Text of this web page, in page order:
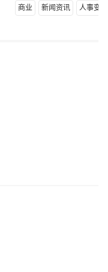
商业 新闻资讯 人事变动